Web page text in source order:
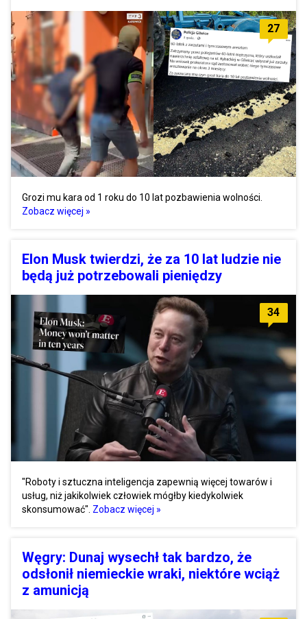
27
Grozi mu kara od 1 roku do 10 lat pozbawienia wolności.
Zobacz więcej »
Elon Musk twierdzi, że za 10 lat ludzie nie
będą już potrzebowali pieniędzy
34
"Roboty i sztuczna inteligencja zapewnią więcej towarów i
usług, niż jakikolwiek człowiek mógłby kiedykolwiek
skonsumować". Zobacz więcej »
Węgry: Dunaj wysechł tak bardzo, że
odsłonił niemieckie wraki, niektóre wciąż
z amunicją